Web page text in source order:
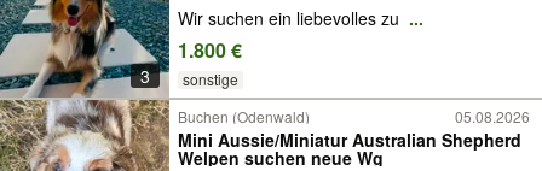
3
Wir suchen ein liebevolles zu ...
1.800 €
sonstige
Buchen (Odenwald) 05.08.2026
Mini Aussie/Miniatur Australian Shepherd
Welpen suchen neue Wg